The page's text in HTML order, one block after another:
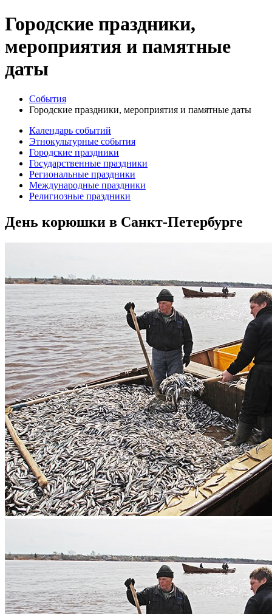
Городские праздники,
мероприятия и памятные
даты
События
Городские праздники, мероприятия и памятные даты
Календарь событий
Этнокультурные события
Городские праздники
Государственные праздники
Региональные праздники
Международные праздники
Религиозные праздники
День корюшки в Санкт-Петербурге